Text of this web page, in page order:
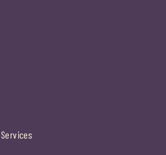
Services